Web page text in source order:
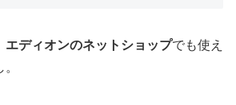
エディオンのネットショップでも使え